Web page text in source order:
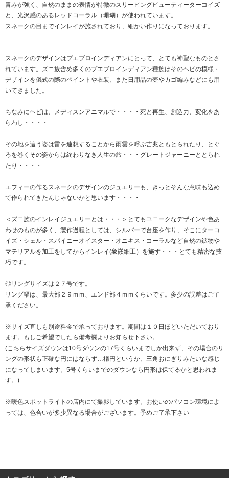
青みが強く、自然のままの表情が特徴のスリーピングビューティーターコイズ
と、光沢感のあるレッドコーラル（珊瑚）が使われています。
スネークの目までインレイが施されており、細かい作りになっております。
スネークのデザインはプエブロインディアンにとって、とても神聖なものとさ
れています。ズニ族含め多くのプエブロインディアン種族はそのヘビの模様・
デザインを儀式の際のペイントや衣装、また日用品の壺やカゴ編みなどにも用
いてきました。
ちなみにヘビは、メディスンアニマルで・・・・死と再生、創造力、変化をあ
らわし・・・・
その地を這う姿は雷を連想することから雨雲を呼ぶ吉兆ともとられたり、とぐ
ろを巻くその姿からは終わりなき人生の旅・・・グレートジャーニーととられ
たり・・・・
エフィーの作るスネークのデザインのジュエリーも、きっとそんな意味も込め
て作られてきたんじゃないかと思います・・・・
＜ズニ族のインレイジュエリーとは・・・＞とてもユニークなデザインや色あ
わせのものが多く、製作過程としては、シルバーで台座を作り、そこにターコ
イズ・シェル・スパイニーオイスター・オニキス・コーラルなど自然の鉱物や
マテリアルを加工をしてからインレイ(象嵌細工）を施す・・・とても精密な技
巧です。
◎リングサイズは２７号です。
リング幅は、最大部２９ｍｍ、エンド部４ｍｍくらいです。多少の誤差はご了
承ください。
※サイズ直しも別途料金で承っております。期間は１０日ほどいただいており
ます。もしご希望でしたら備考欄よりお知らせ下さい。
(こちらサイズダウンは10号ダウンの17号くらいまでしか出来ず、その場合のリ
ングの形状も正確な円にはならず…楕円というか、三角おにぎりみたいな感じ
になってしまいます。5号くらいまでのダウンなら円形は保てるかと思われま
す。)
※暖色スポットライトの店内にて撮影しています。お使いのパソコン環境によ
っては、色合いが多少異なる場合がございます。予めご了承下さい